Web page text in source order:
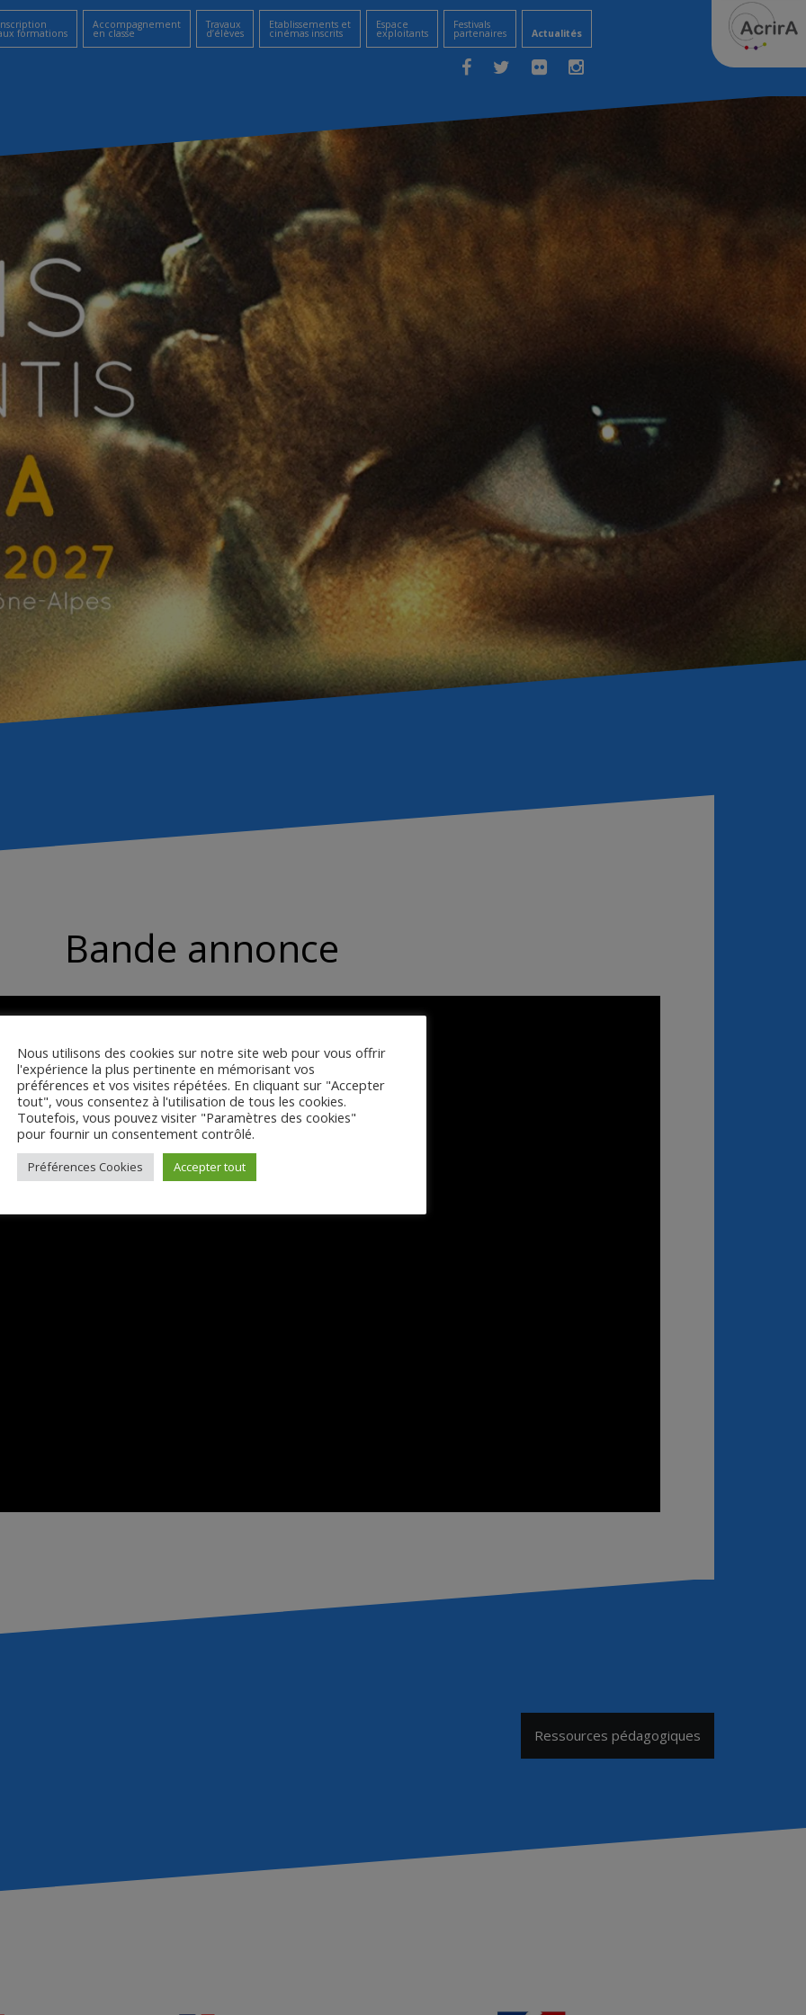
formations
Accompagnement
en classe
Travaux
d’élèves
Etablissements et
cinémas inscrits
Espace
exploitants
Festivals
partenaires Actualités
Bande annonce
Ressources pédagogiques
Nous utilisons des cookies sur notre site web pour vous offrir
l'expérience la plus pertinente en mémorisant vos
préférences et vos visites répétées. En cliquant sur "Accepter
tout", vous consentez à l'utilisation de tous les cookies.
Toutefois, vous pouvez visiter "Paramètres des cookies"
pour fournir un consentement contrôlé.
Préférences Cookies Accepter tout